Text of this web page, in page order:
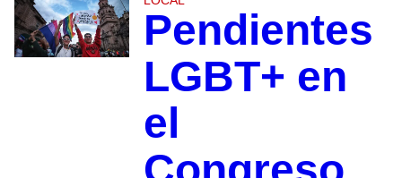
Pendientes
LGBT+ en
el